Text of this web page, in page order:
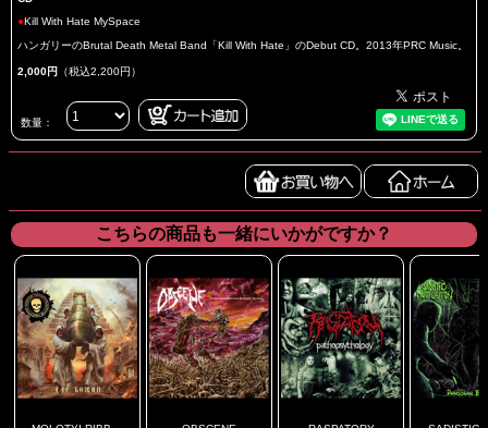
●Kill With Hate MySpace
ハンガリーのBrutal Death Metal Band「Kill With Hate」のDebut CD。2013年PRC Music。
2,000円 （税込2,200円）
数量：
こちらの商品も一緒にいかがですか？